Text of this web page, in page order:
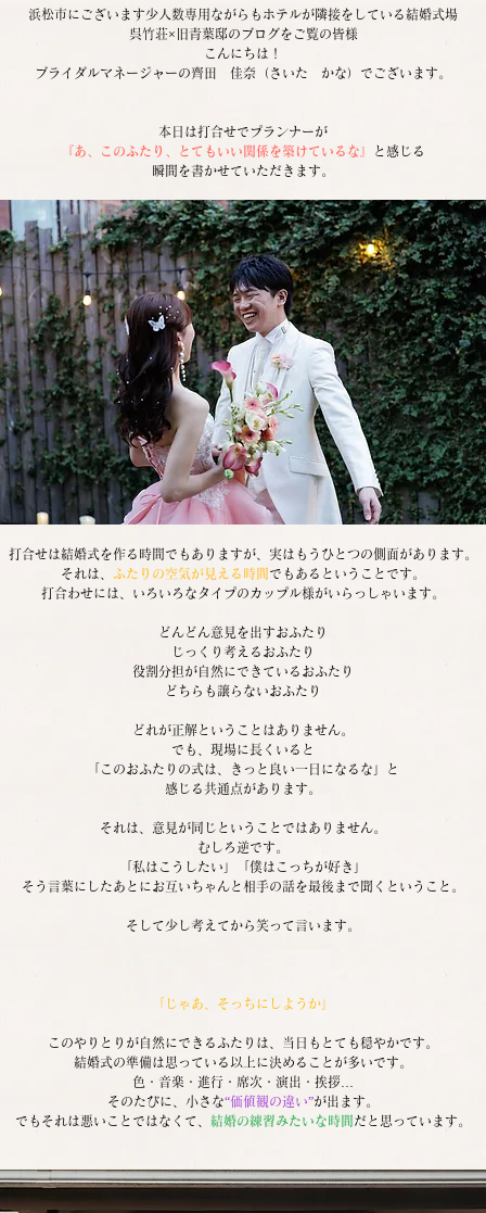
浜松市にございます少人数専用ながらもホテルが隣接をしている結婚式場
呉竹荘×旧青葉邸のブログをご覧の皆様
こんにちは！
ブライダルマネージャーの齊田　佳奈（さいた　かな）でございます。
本日は打合せでプランナーが
『あ、このふたり、とてもいい関係を築けているな』
と感じる
瞬間を書かせていただきます。
打合せは結婚式を作る時間でもありますが、実はもうひとつの側面があります。
それは、
ふたりの空気が見える時間でもあるということです。
打合わせには、いろいろなタイプのカップル様がいらっしゃいます。
どんどん意見を出すおふたり
じっくり考えるおふたり
役割分担が自然にできているおふたり
どちらも譲らないおふたり
どれが正解ということはありません。
でも、現場に長くいると
「このおふたりの式は、きっと良い一日になるな」と
感じる共通点があります。
それは、意見が同じということではありません。
むしろ逆です。
「私はこうしたい」「僕はこっちが好き」
そう言葉にしたあとにお互いちゃんと相手の話を最後まで聞くということ。
そして少し考えてから笑って言います。
「じゃあ、そっちにしようか」
このやりとりが自然にできるふたりは、当日もとても穏やかです。
結婚式の準備は思っている以上に決めることが多いです。
色・音楽・進行・席次・演出・挨拶…
そのたびに、小さな“価値観の違い”が出ます。
でもそれは悪いことではなくて、 結婚の練習みたいな時間だと思っています。